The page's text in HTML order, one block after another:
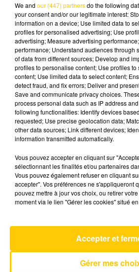
6 décembre 2025 - 3 min 54
LA CUISINE DU MARCHÉ
Chaque samedi de 10h à 11h,
découverte d'un producteur et
restaurateur pour nous régaler
d'exception de nos régions...
fabrication, astuces,
Love Is In The Air
We and our (447) partnersdo the following
your consent and/or our legitimate interest:
information on a device; Use limited data to
profiles for personalised advertising; Use
advertising; Measure advertising
performance; Understand audiences through
of data from different sources; Develop and
profiles to personalise content; Use profiles
content; Use limited data to select content;
detect fraud, and fix errors; Deliver and
Save and communicate privacy choices.
process personal data such as IP address
following functionalities: Identify devices
requested; Use precise geolocation data;
other data sources; Link different devices;
information transmitted automatically.
Vous pouvez accepter en cliquant sur
sélectionnant les finalités et/ou partenaires
Vous pouvez également refuser en cliquant
accepter". Vos préférences ne s'appliqueront
pouvez mettre à jour vos choix, ou retirer
moment via le lien "Gérer les cookies" situé
Gérer mes
Accepter et